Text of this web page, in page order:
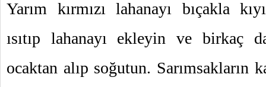
Yarım kırmızı lahanayı bıçakla
ısıtıp lahanayı ekleyin ve birkaç
ocaktan alıp soğutun. Sarımsakların